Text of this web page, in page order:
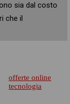
sia dal costo
che il
offerte online
tecnologia